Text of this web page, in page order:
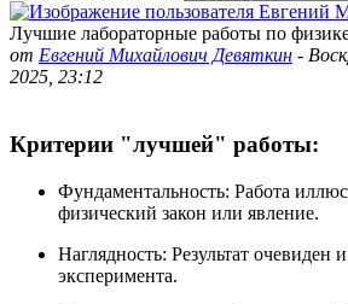
Лучшие лабораторные работы по
от Евгений Михайлович Девяткин -
2025, 23:12
Критерии "лучшей" работы:
Фундаментальность: Работа
физический закон или явление.
Наглядность: Результат очевиден
эксперимента.